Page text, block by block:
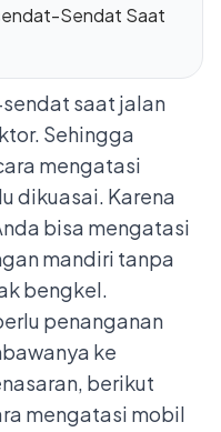
Sendat Saat
saat jalan
Sehingga
mengatasi
dikuasai. Karena
bisa mengatasi
mandiri tanpa
bengkel.
penanganan
ke
berikut
mengatasi mobil